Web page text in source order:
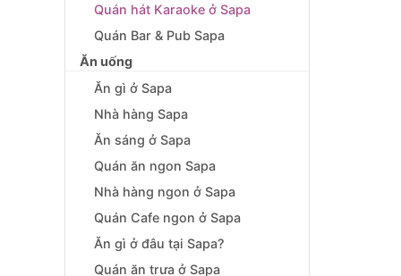
Quán hát Karaoke ở Sapa
Quán Bar & Pub Sapa
Ăn uống
Ăn gì ở Sapa
Nhà hàng Sapa
Ăn sáng ở Sapa
Quán ăn ngon Sapa
Nhà hàng ngon ở Sapa
Quán Cafe ngon ở Sapa
Ăn gì ở đâu tại Sapa?
Quán ăn trưa ở Sapa